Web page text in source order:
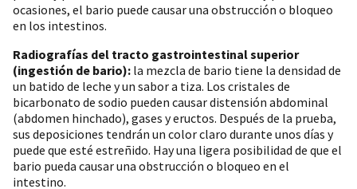
ocasiones, el bario puede causar una obstrucción o bloqueo
en los intestinos.
Radiografías del tracto gastrointestinal superior
(ingestión de bario): la mezcla de bario tiene la densidad de
un batido de leche y un sabor a tiza. Los cristales de
bicarbonato de sodio pueden causar distensión abdominal
(abdomen hinchado), gases y eructos. Después de la prueba,
sus deposiciones tendrán un color claro durante unos días y
puede que esté estreñido. Hay una ligera posibilidad de que el
bario pueda causar una obstrucción o bloqueo en el
intestino.